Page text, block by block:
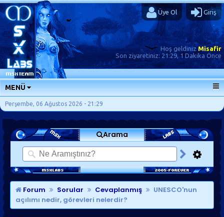
Üye Ol Giriş
Hoş geldinizMisafir
Son ziyaretiniz: 21:29, 1 Dakika Önce
MENÜ
ANA SAYFA
FORUMLAR
SORU-CEVAP
GÜNLÜKLER
SON MESAJLAR
KISAYOLLAR
Perşembe, 06 Ağustos 2026 - 21:29
Arama
Forum Sorular Cevaplanmış
UNESCO'nun
açılımı nedir, görevleri nelerdir?